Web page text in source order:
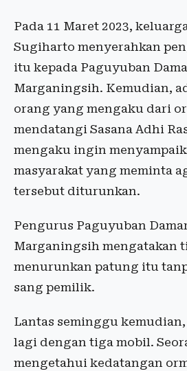
Pada 11 Maret 2023,
Sugiharto menyerahkan
itu kepada Paguyuban
Marganingsih. Kemudian,
orang yang mengaku dari
mendatangi Sasana Adhi
mengaku ingin
masyarakat yang meminta
tersebut diturunkan.
Pengurus Paguyuban
Marganingsih mengatakan
menurunkan patung itu
sang pemilik.
Lantas seminggu
lagi dengan tiga mobil.
mengetahui kedatangan